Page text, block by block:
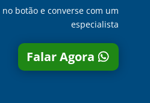
botão e converse com um
especialista
Falar Agora